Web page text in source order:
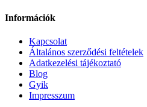
Információk
Kapcsolat
Általános szerződési feltételek
Adatkezelési tájékoztató
Blog
Gyik
Impresszum